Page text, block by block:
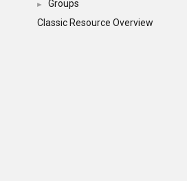
►
Groups
Classic Resource Overview